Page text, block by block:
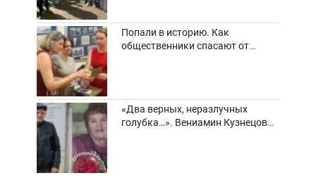
Попали в историю. Как
общественники спасают от
«Два верных, неразлучных
голубка…». Вениамин Кузнецов